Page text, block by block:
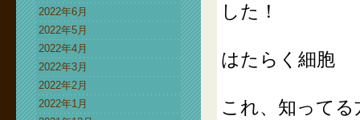
2022年6月
2022年5月
2022年4月
2022年3月
2022年2月
2022年1月
した！
はたらく細胞
これ、知って